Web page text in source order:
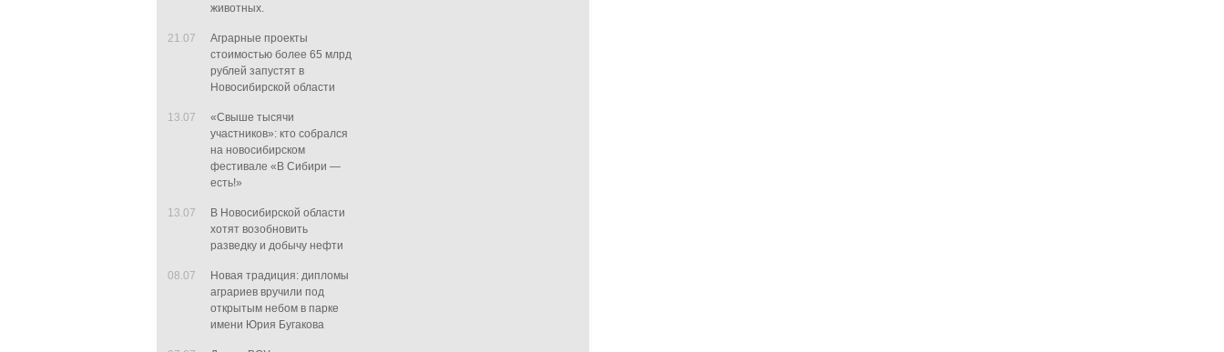
животных.
21.07
Аграрные проекты
стоимостью более 65 млрд
рублей запустят в
Новосибирской области
13.07
«Свыше тысячи
участников»: кто собрался
на новосибирском
фестивале «В Сибири —
есть!»
13.07
В Новосибирской области
хотят возобновить
разведку и добычу нефти
08.07
Новая традиция: дипломы
аграриев вручили под
открытым небом в парке
имени Юрия Бугакова